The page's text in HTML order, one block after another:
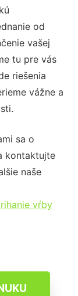
od
vašej
tu pre vás
riešenia
vážne a
sa o
kontaktujte
naše
vŕby